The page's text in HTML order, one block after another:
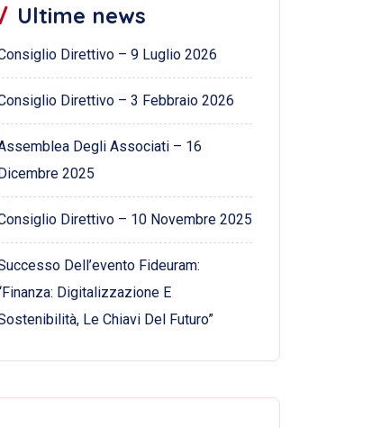
Ultime news
Direttivo – 9 Luglio 2026
Direttivo – 3 Febbraio 2026
Degli Associati – 16
2025
Direttivo – 10 Novembre 2025
Dell’evento Fideuram:
Digitalizzazione E
Le Chiavi Del Futuro”